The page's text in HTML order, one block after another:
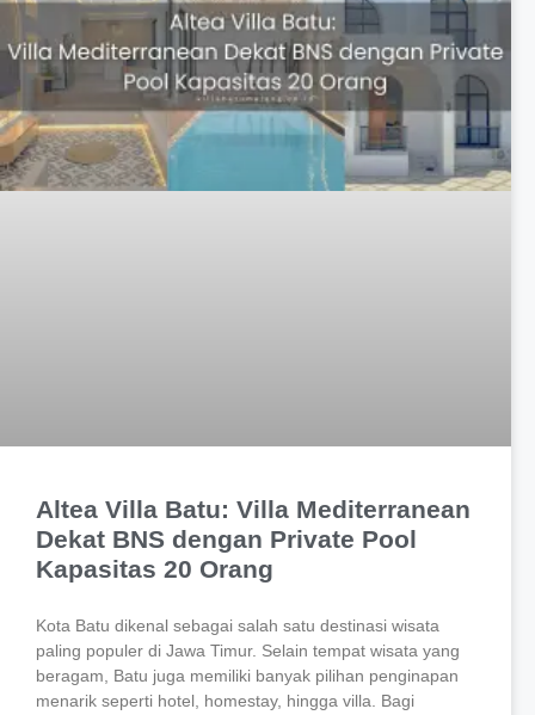
Altea Villa Batu: Villa Mediterranean
Dekat BNS dengan Private Pool
Kapasitas 20 Orang
Kota Batu dikenal sebagai salah satu destinasi wisata
paling populer di Jawa Timur. Selain tempat wisata yang
beragam, Batu juga memiliki banyak pilihan penginapan
menarik seperti hotel, homestay, hingga villa. Bagi